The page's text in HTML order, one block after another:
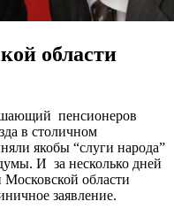
области
пенсионеров
в столичном
якобы “слуги народа”
И за несколько дней
области
заявление.